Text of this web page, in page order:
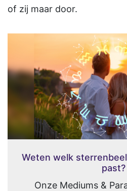
of zij maar door.
Weten welk
past?
Onze Mediums &